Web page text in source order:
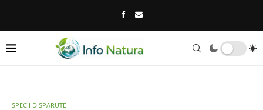
SPECII DISPĂRUTE